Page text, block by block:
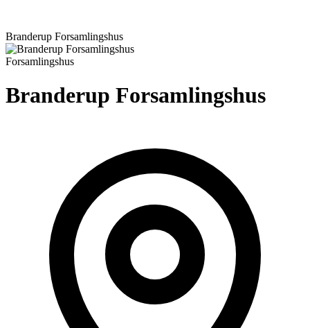
Branderup Forsamlingshus
Forsamlingshus
Branderup Forsamlingshus